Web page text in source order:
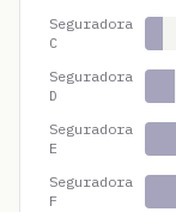
Seguradora
C
Seguradora
D
Seguradora
E
Seguradora
F